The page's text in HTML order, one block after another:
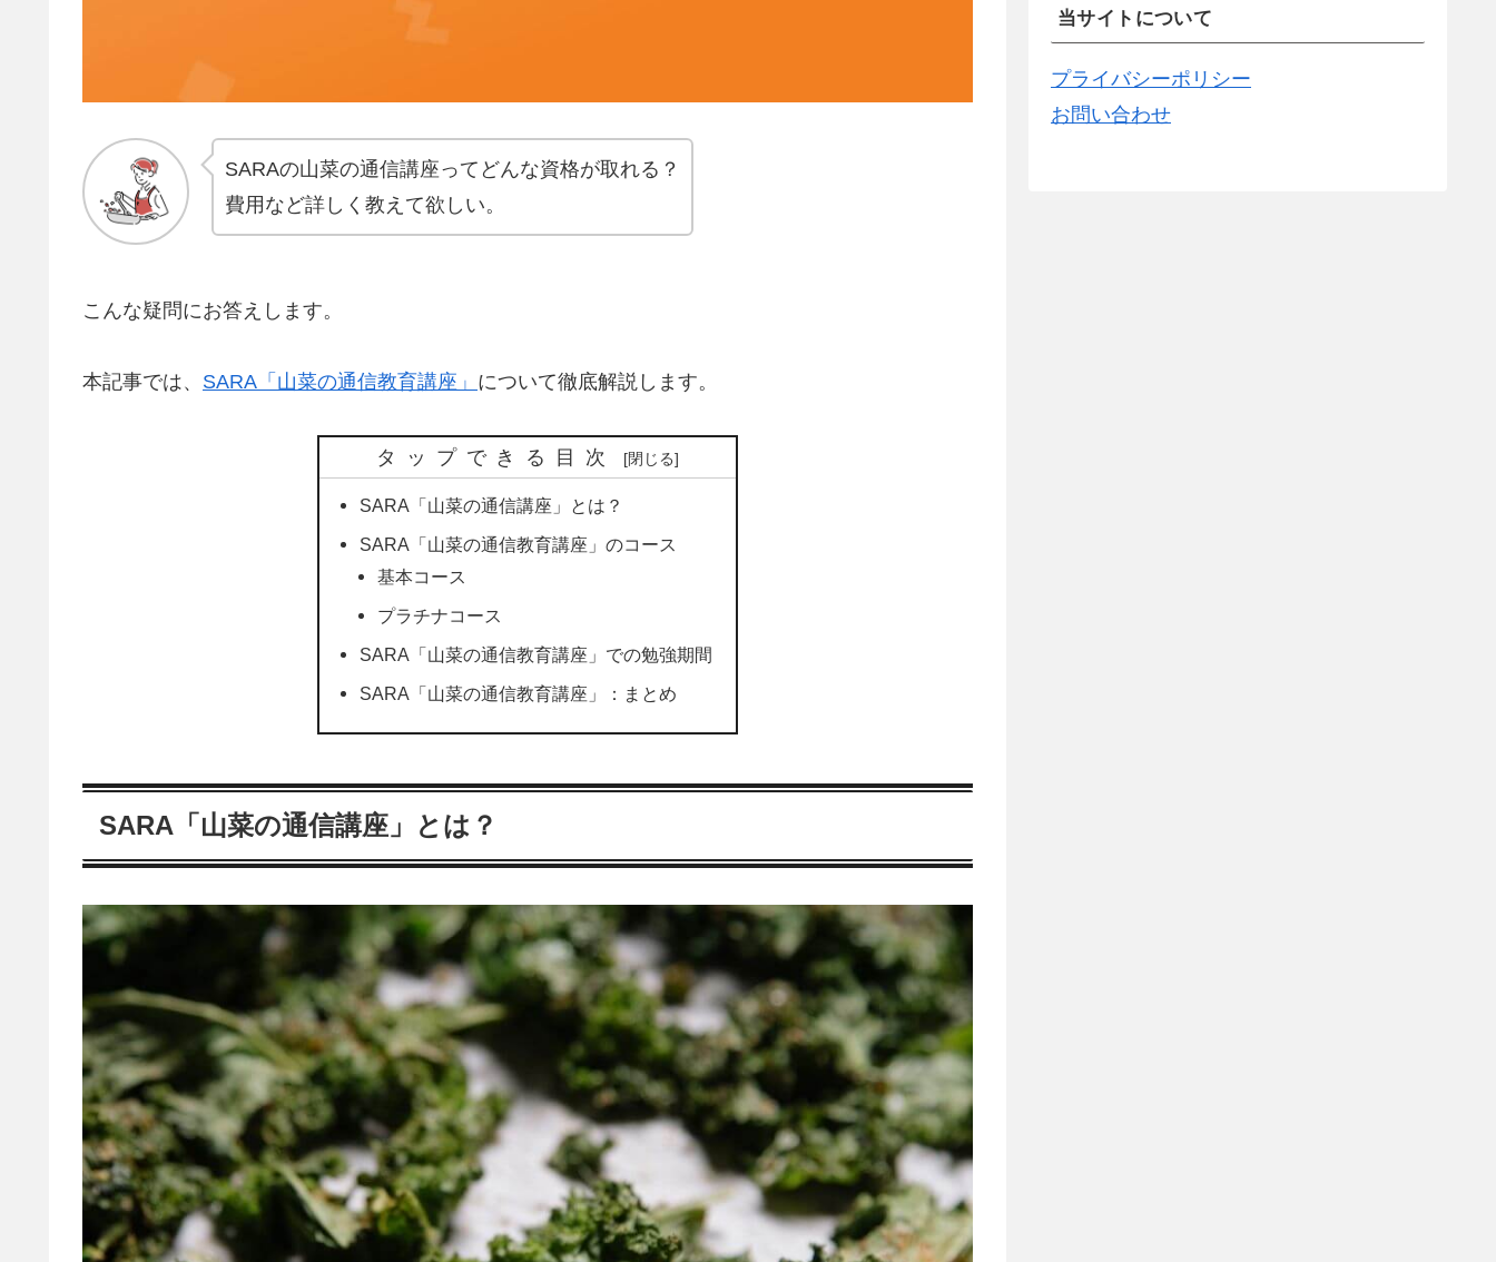
SARAの山菜の通信講座ってどんな資格が取れる？
費用など詳しく教えて欲しい。
こんな疑問にお答えします。
本記事では、 SARA「山菜の通信教育講座」 について徹底解説します。
タップできる目次
SARA「山菜の通信講座」とは？
SARA「山菜の通信教育講座」のコース
基本コース
プラチナコース
SARA「山菜の通信教育講座」での勉強期間
SARA「山菜の通信教育講座」：まとめ
SARA「山菜の通信講座」とは？
当サイトについて
プライバシーポリシー
お問い合わせ